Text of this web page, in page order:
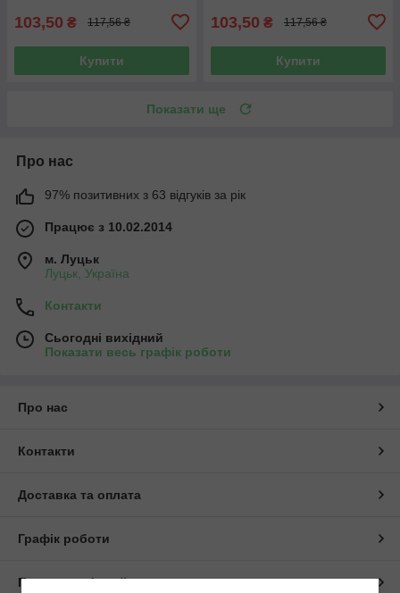
103,50 ₴ 117,56 ₴
Купити
103,50 ₴ 117,56 ₴
Купити
Показати ще
Про нас
97% позитивних з 63 відгуків за рік
Працює з 10.02.2014
м. Луцьк
Луцьк, Україна
Контакти
Сьогодні вихідний
Показати весь графік роботи
Про нас
Контакти
Доставка та оплата
Графік роботи
Повна версія сайту